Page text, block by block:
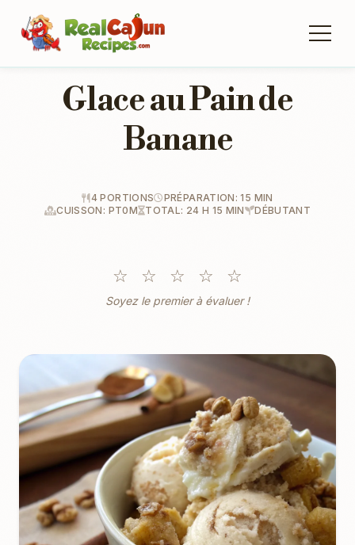
Glace au Pain de
Banane
4 PORTIONS
PRÉPARATION: 15 MIN
CUISSON: PT0M
TOTAL: 24 H 15 MIN DÉBUTANT
☆ ☆ ☆ ☆ ☆
Soyez le premier à évaluer !